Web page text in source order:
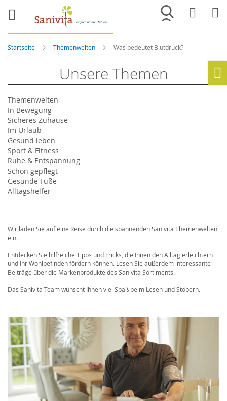
Merkliste
Startseite Themenwelten Was bedeutet Blutdruck?
Unsere Themen
Themenwelten
In Bewegung
Sicheres Zuhause
Im Urlaub
Gesund leben
Sport & Fitness
Ruhe & Entspannung
Schön gepflegt
Gesunde Füße
Alltagshelfer
Wir laden Sie auf eine Reise durch die spannenden Sanivita Themenwelten
ein.
Entdecken Sie hilfreiche Tipps und Tricks, die Ihnen den Alltag erleichtern
und Ihr Wohlbefinden fördern können. Lesen Sie außerdem interessante
Beiträge über die Markenprodukte des Sanivita Sortiments.
Das Sanivita Team wünscht Ihnen viel Spaß beim Lesen und Stöbern.